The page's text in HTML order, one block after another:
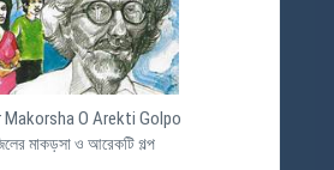
Makorsha O Arekti Golpo
মাকড়সা ও আরেকটি গল্প